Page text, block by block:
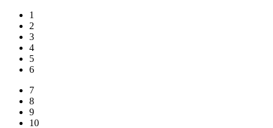
1
2
3
4
5
6
7
8
9
10